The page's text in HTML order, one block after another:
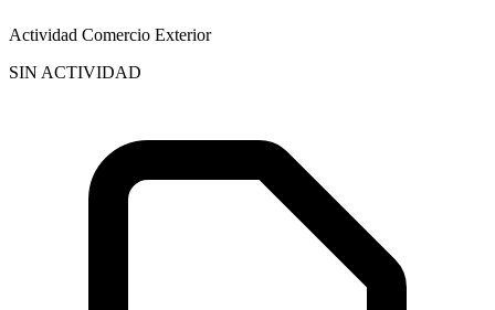
Actividad Comercio Exterior
SIN ACTIVIDAD